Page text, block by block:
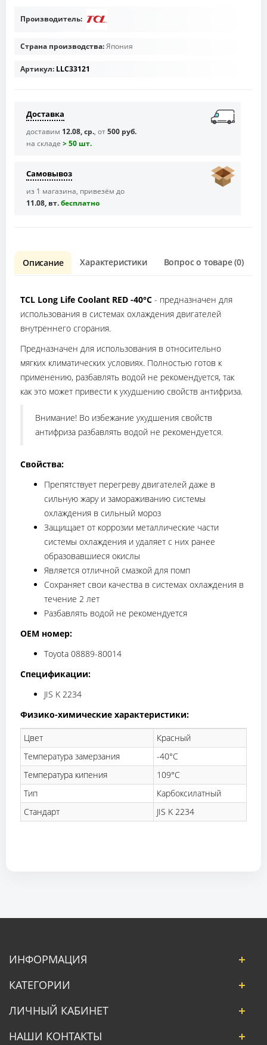
Производитель:
Страна производства:Япония
Артикул: LLC33121
Доставка
доставим 12.08, ср., от500 руб.
на складе > 50 шт.
Самовывоз
из 1 магазина, привезём до
11.08, вт.бесплaтно
Описание Характеристики Вопрос о товаре (0)
TCL Long Life Coolant RED -40°C - предназначен для
использования в системах охлаждения двигателей
внутреннего сгорания.
Предназначен для использования в относительно
мягких климатических условиях. Полностью готов к
применению, разбавлять водой не рекомендуется, так
как это может привести к ухудшению свойств антифриза.
Внимание! Во избежание ухудшения свойств
антифриза разбавлять водой не рекомендуется.
Свойства:
Препятствует перегреву двигателей даже в
сильную жару и замораживанию системы
охлаждения в сильный мороз
Защищает от коррозии металлические части
системы охлаждения и удаляет с них ранее
образовавшиеся окислы
Является отличной смазкой для помп
Сохраняет свои качества в системах охлаждения в
течение 2 лет
Разбавлять водой не рекомендуется
OEM номер:
Toyota 08889-80014
Спецификации:
JIS K 2234
Физико-химические характеристики:
Цвет
Красный
Температура замерзания
-40°C
Температура кипения
109°C
Тип
Карбоксилатный
Стандарт
JIS K 2234
ИНФОРМАЦИЯ
КАТЕГОРИИ
ЛИЧНЫЙ КАБИНЕТ
НАШИ КОНТАКТЫ